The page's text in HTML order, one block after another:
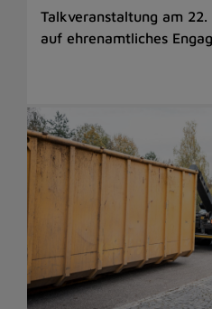
Talkveranstaltung am
auf ehrenamtliches